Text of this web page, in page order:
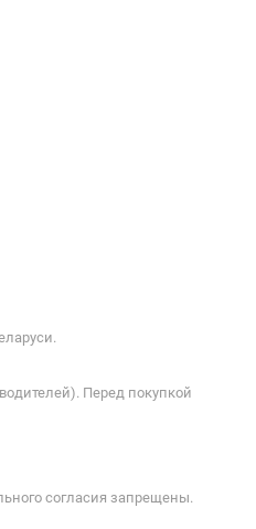
Перед покупкой
согласия запрещены.